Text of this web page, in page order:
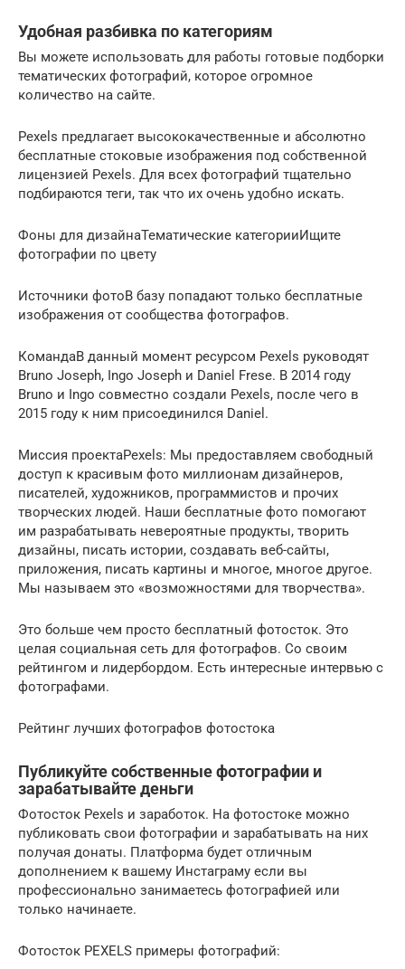
Удобная разбивка по категориям
Вы можете использовать для работы готовые подборки
тематических фотографий, которое огромное
количество на сайте.
Pexels предлагает высококачественные и абсолютно
бесплатные стоковые изображения под собственной
лицензией Pexels. Для всех фотографий тщательно
подбираются теги, так что их очень удобно искать.
Фоны для дизайнаТематические категорииИщите
фотографии по цвету
Источники фотоВ базу попадают только бесплатные
изображения от сообщества фотографов.
КомандаВ данный момент ресурсом Pexels руководят
Bruno Joseph, Ingo Joseph и Daniel Frese. В 2014 году
Bruno и Ingo совместно создали Pexels, после чего в
2015 году к ним присоединился Daniel.
Миссия проектаPexels: Мы предоставляем свободный
доступ к красивым фото миллионам дизайнеров,
писателей, художников, программистов и прочих
творческих людей. Наши бесплатные фото помогают
им разрабатывать невероятные продукты, творить
дизайны, писать истории, создавать веб-сайты,
приложения, писать картины и многое, многое другое.
Мы называем это «возможностями для творчества».
Это больше чем просто бесплатный фотосток. Это
целая социальная сеть для фотографов. Со своим
рейтингом и лидербордом. Есть интересные интервью с
фотографами.
Рейтинг лучших фотографов фотостока
Публикуйте собственные фотографии и
зарабатывайте деньги
Фотосток Pexels и заработок. На фотостоке можно
публиковать свои фотографии и зарабатывать на них
получая донаты. Платформа будет отличным
дополнением к вашему Инстаграму если вы
профессионально занимаетесь фотографией или
только начинаете.
Фотосток PEXELS примеры фотографий: